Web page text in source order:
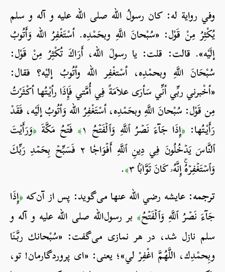
وفي رواية له: كان رسولُ الله صلی الله علیه و آله و سلم
يُكْثِرُ مِنْ قَوْل: «سُبْحانَ اللَّهِ وبحَمْدِه. أسْتَغْفِرُ الله وَأَتُوبُ
إلَيْه». قالت: قلت: يا رسولَ الله، أَرَاكَ تُكْثِرُ مِنْ قَوْل:
سُبْحَانَ اللَّهِ وبحمْدِه، أسْتغْفِر الله وأتُوبُ إليْه؟ فقال:
«أخْبرني ربِّي أنِّي سَأرَى علاَمَةً فِي أُمَّتي فَإِذَا رأيْتُها أكْثَرْتُ
مِن قَوْل: سُبْحانَ اللَّهِ وبحَمْدِه، أسْتَغْفِرُ الله وَأتُوبُ إلَيْه، فَقَدْ
رَأَيْتُها:﴿إِذَا جَآءَ نَصۡرُ ٱللَّهِ وَٱلۡفَتۡحُ ١ ﴾ فَتْحُ مَكَّةَ ﴿وَرَأَيۡتَ
ٱلنَّاسَ يَدۡخُلُونَ فِي دِينِ ٱللَّهِ أَفۡوَاجٗا ٢ فَسَبِّحۡ بِحَمۡدِ رَبِّكَ
وَٱسۡتَغۡفِرۡهُۚ إِنَّهُۥ كَانَ تَوَّابَۢا ٣
﴾.
ترجمه:عایشه رضي الله عنها می‌گوید: پس از آن‌که ﴿إِذَا
جَآءَ نَصۡرُ ٱللَّهِ وَٱلۡفَتۡحُ﴾ بر رسول‌الله صلی الله علیه و آله و
سلم نازل شد، در هر نمازی می‌گفت: «سُبْحانك ربَّنَا
وبِحمْدِك، اللَّهُمَّ اغْفِرْ لي»؛ یعنی: «ای پروردگارمان! تو،